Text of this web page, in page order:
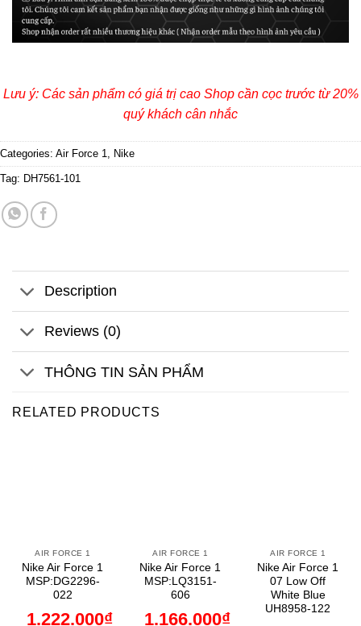
Lưu ý: Các sản phẩm có giá trị cao Shop cần cọc trước từ 20%
quý khách cân nhắc
Categories: Air Force 1 Nike
Tag: DH7561-101
Description
Reviews (0)
THÔNG TIN SẢN PHẨM
RELATED PRODUCTS
AIR FORCE 1
Nike Air Force 1
MSP:DG2296-
022
1.222.000₫
AIR FORCE 1
Nike Air Force 1
MSP:LQ3151-
606
1.166.000₫
AIR FORCE 1
Nike Air Force 1
07 Low Off
White Blue
UH8958-122